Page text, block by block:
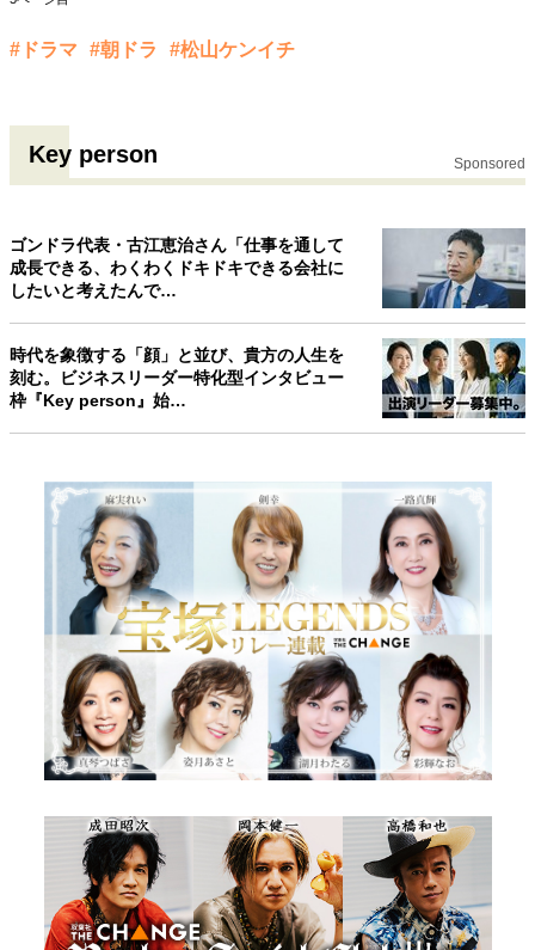
#ドラマ #朝ドラ #松山ケンイチ
Key person Sponsored
ゴンドラ代表・古江恵治さん「仕事を通して
成長できる、わくわくドキドキできる会社に
したいと考えたんで…
時代を象徴する「顔」と並び、貴方の人生を
刻む。ビジネスリーダー特化型インタビュー
枠『Key person』始…